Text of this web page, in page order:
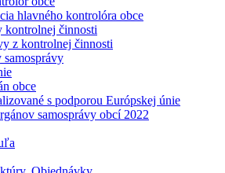
hlavného kontrolóra obce
kontrolnej činnosti
z kontrolnej činnosti
obce
s podporou Európskej únie
samosprávy obcí 2022